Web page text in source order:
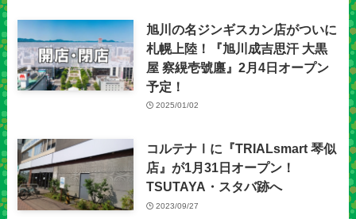
旭川の名ジンギスカン店がついに
札幌上陸！『旭川成吉思汗 大黒
屋 察縨壱號廛』2月4日オープン
予定！
2025/01/02
コルテナⅠに『TRIALsmart 琴似
店』が1月31日オープン！
TSUTAYA・スタバ跡へ
2023/09/27